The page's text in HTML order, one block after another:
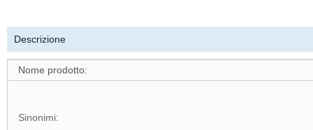
Descrizione
Nome prodotto:
Sinonimi: